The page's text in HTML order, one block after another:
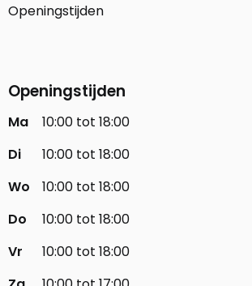
Openingstijden
Openingstijden
Ma
10:00 tot 18:00
Di
10:00 tot 18:00
Wo
10:00 tot 18:00
Do
10:00 tot 18:00
Vr
10:00 tot 18:00